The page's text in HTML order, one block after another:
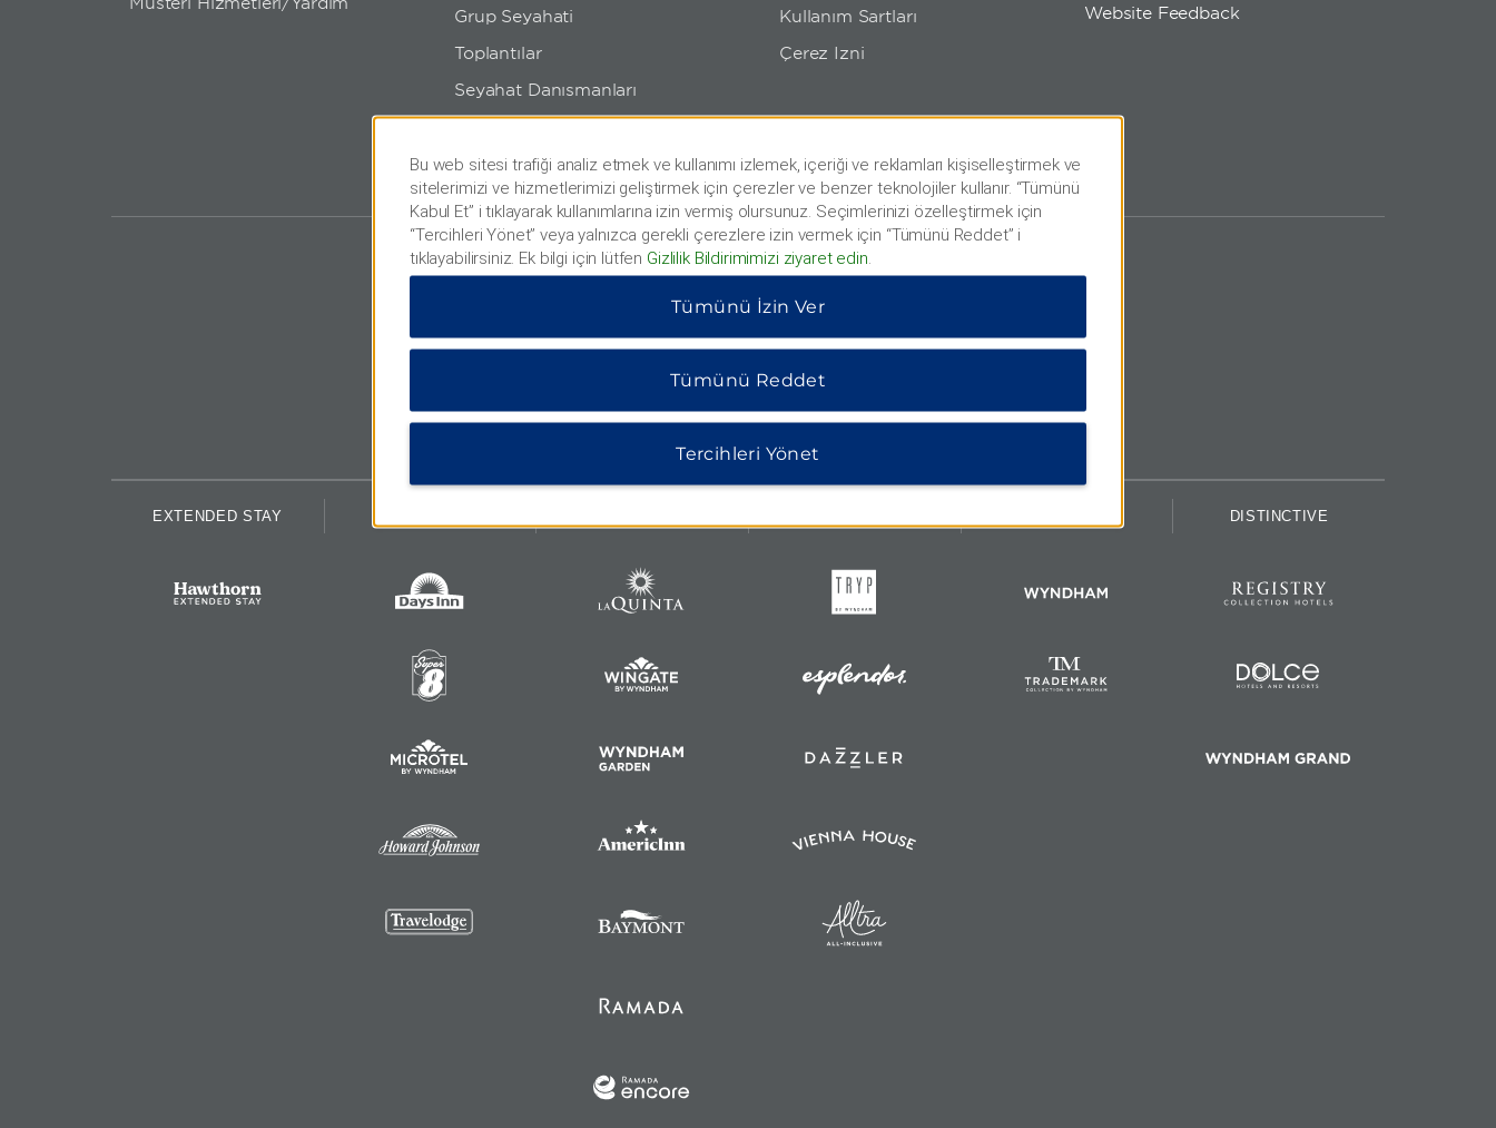
Grup Seyahati
Toplantılar
Seyahat Danışmanları
Kullanım Şartları
Çerez İzni
Website Feedback
EXTENDED STAY DISTINCTIVE
Bu web sitesi trafiği analiz etmek ve kullanımı izlemek, içeriği ve reklamları kişiselleştirmek ve
sitelerimizi ve hizmetlerimizi geliştirmek için çerezler ve benzer teknolojiler kullanır. “Tümünü
Kabul Et” i tıklayarak kullanımlarına izin vermiş olursunuz. Seçimlerinizi özelleştirmek için
“Tercihleri Yönet” veya yalnızca gerekli çerezlere izin vermek için “Tümünü Reddet” i
tıklayabilirsiniz. Ek bilgi için lütfen Gizlilik Bildirimimizi ziyaret edin
Tümünü İzin Ver
Tümünü Reddet
Tercihleri Yönet